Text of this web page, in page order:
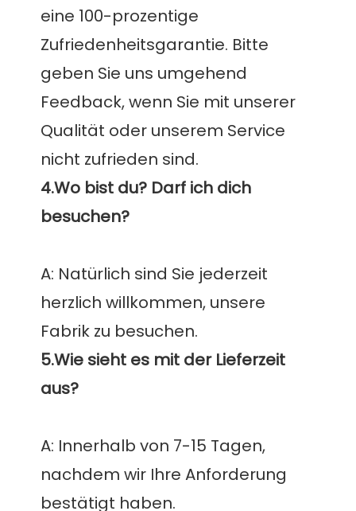
eine 100-prozentige
Zufriedenheitsgarantie. Bitte
geben Sie uns umgehend
Feedback, wenn Sie mit unserer
Qualität oder unserem Service
4.Wo bist du? Darf ich dich
A: Natürlich sind Sie jederzeit
herzlich willkommen, unsere
5.Wie sieht es mit der Lieferzeit
A: Innerhalb von 7-15 Tagen,
nachdem wir Ihre Anforderung